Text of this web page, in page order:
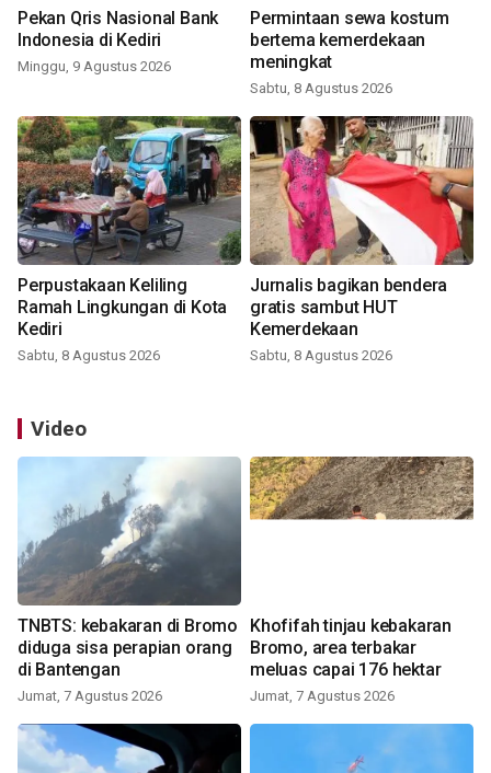
Pekan Qris Nasional Bank
Indonesia di Kediri
Minggu, 9 Agustus 2026
Permintaan sewa kostum
bertema kemerdekaan
meningkat
Sabtu, 8 Agustus 2026
Perpustakaan Keliling
Ramah Lingkungan di Kota
Kediri
Sabtu, 8 Agustus 2026
Jurnalis bagikan bendera
gratis sambut HUT
Kemerdekaan
Sabtu, 8 Agustus 2026
Video
TNBTS: kebakaran di Bromo
diduga sisa perapian orang
di Bantengan
Jumat, 7 Agustus 2026
Khofifah tinjau kebakaran
Bromo, area terbakar
meluas capai 176 hektar
Jumat, 7 Agustus 2026